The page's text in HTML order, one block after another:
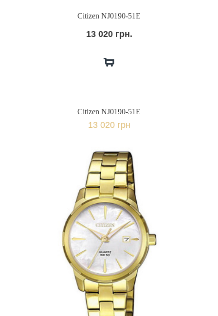
Citizen NJ0190-51E
13 020 грн.
Citizen NJ0190-51E
13 020 грн